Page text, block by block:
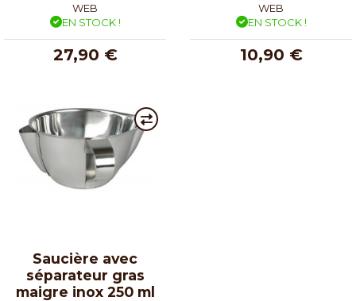
WEB
EN STOCK !
27,90 €
WEB
EN STOCK !
10,90 €
Saucière avec
séparateur gras
maigre inox 250 ml